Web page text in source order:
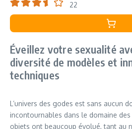
22
Éveillez votre sexualité
diversité de modèles et
techniques
L’univers des godes est sans aucun
incontournables dans le domaine
objets ont beaucoup évolué, tant au